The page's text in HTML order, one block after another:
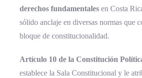
derechos fundamentales en Costa
sólido anclaje en diversas normas que
bloque de constitucionalidad.
Artículo 10 de la Constitución
establece la Sala Constitucional y le